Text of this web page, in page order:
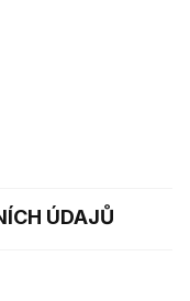
ÚDAJŮ